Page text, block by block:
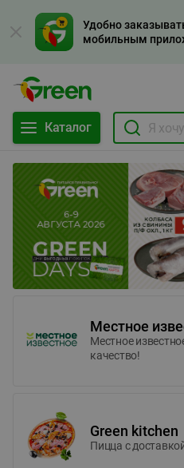
Удобно
мобильным
Каталог
Местное
Местное
качество!
Green kitchen
Пицца c